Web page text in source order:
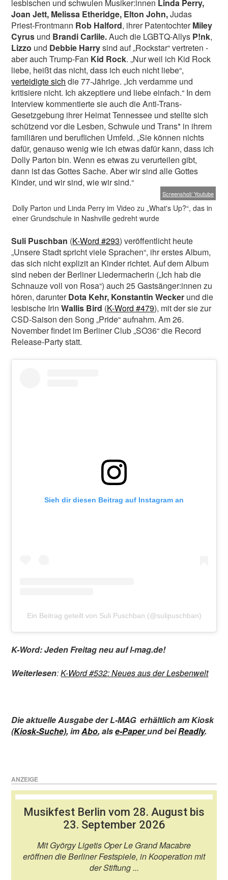
lesbischen und schwulen Musiker:innen Linda Perry,
Joan Jett, Melissa Etheridge, Elton John,Judas
Priest-Frontmann Rob Halford, ihrer PatentochterMiley
Cyrus und Brandi Carlile.Auch die LGBTQ-Allys P!nk,
Lizzo und Debbie Harrysind auf „Rockstar“ vertreten -
aber auch Trump-Fan Kid Rock. „Nur weil ich Kid Rock
liebe, heißt das nicht, dass ich euch nicht liebe“,
verteidigte sich die 77-Jährige. „Ich verdamme und
kritisiere nicht. Ich akzeptiere und liebe einfach.“ In dem
Interview kommentierte sie auch die Anti-Trans-
Gesetzgebung ihrer Heimat Tennessee und stellte sich
schützend vor die Lesben, Schwule und Trans* in ihrem
familiären und beruflichen Umfeld. „Sie können nichts
dafür, genauso wenig wie ich etwas dafür kann, dass ich
Dolly Parton bin. Wenn es etwas zu verurteilen gibt,
dann ist das Gottes Sache. Aber wir sind alle Gottes
Kinder, und wir sind, wie wir sind.“
Screenshot/ Youtube
Dolly Parton und Linda Perry im Video zu „What's Up?“, das in
einer Grundschule in Nashville gedreht wurde
Suli Puschban (K-Word #293) veröffentlicht heute
„Unsere Stadt spricht viele Sprachen“, ihr erstes Album,
das sich nicht explizit an Kinder richtet. Auf dem Album
sind neben der Berliner Liedermacherin („Ich hab die
Schnauze voll von Rosa“) auch 25 Gastsänger:innen zu
hören, darunterDota Kehr, Konstantin Wecker und die
lesbische IrinWallis Bird (K-Word #479), mit der sie zur
CSD-Saison den Song „Pride“ aufnahm. Am 26.
November findet im Berliner Club „SO36“ die Record
Release-Party statt.
Sieh dir diesen Beitrag auf Instagram an
Ein Beitrag geteilt von Suli Puschban (@sulipuschban)
K-Word: Jeden Freitag neu auf l-mag.de!
Weiterlesen:K-Word #532: Neues aus der Lesbenwelt
Die aktuelle Ausgabe der L-MAG erhältlich am Kiosk
(Kiosk-Suche),imAbo,alse-Paperund beiReadly.
ANZEIGE
Musikfest Berlin vom 28. August bis
23. September 2026
Mit György Ligetis Oper Le Grand Macabre
eröffnen die Berliner Festspiele, in Kooperation mit
der Stiftung ...